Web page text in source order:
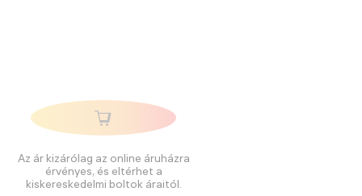
Az ár kizárólag az online áruházra
érvényes, és eltérhet a
kiskereskedelmi boltok áraitól.